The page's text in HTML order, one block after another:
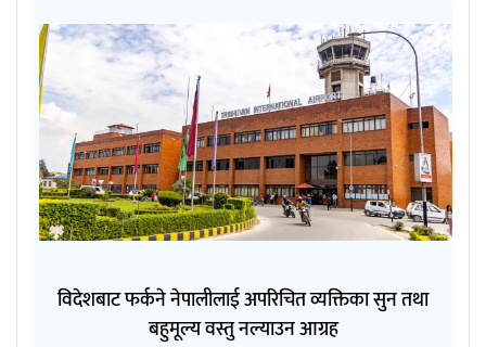
विदेशबाट फर्कने नेपालीलाई अपरिचित व्यक्तिका सुन तथा
बहुमूल्य वस्तु नल्याउन आग्रह